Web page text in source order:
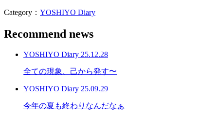
Category： YOSHIYO Diary
Recommend news
YOSHIYO Diary 25.12.28
全ての現象、己から発す〜
YOSHIYO Diary 25.09.29
今年の夏も終わりなんだなぁ